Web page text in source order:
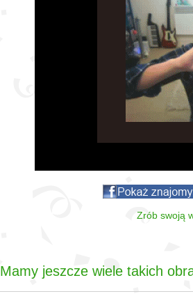
Zrób swoją
Mamy jeszcze wiele takich